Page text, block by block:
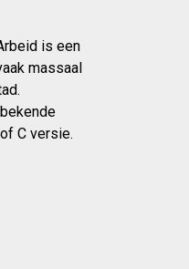
is een
massaal
C versie.